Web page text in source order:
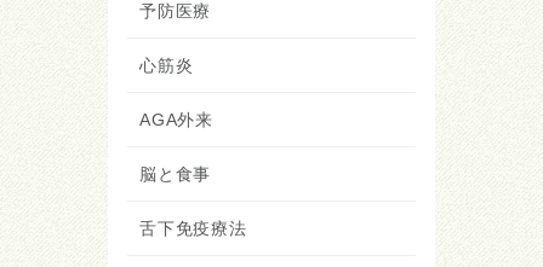
予防医療
心筋炎
AGA外来
脳と食事
舌下免疫療法